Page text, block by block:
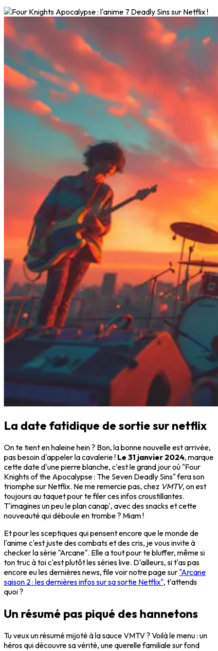
La date fatidique de sortie sur netflix
On te tient en haleine hein ? Bon, la bonne nouvelle est arrivée,
pas besoin d'appeler la cavalerie ! Le 31 janvier 2024, marque
cette date d'une pierre blanche, c'est le grand jour où "Four
Knights of the Apocalypse : The Seven Deadly Sins" fera son
triomphe sur Netflix. Ne me remercie pas, chez VMTV, on est
toujours au taquet pour te filer ces infos croustillantes.
T'imagines un peu le plan canap', avec des snacks et cette
nouveauté qui déboule en trombe ? Miam !
Et pour les sceptiques qui pensent encore que le monde de
l'anime c'est juste des combats et des cris, je vous invite à
checker la série "Arcane". Elle a tout pour te bluffer, même si
ton truc à toi c'est plutôt les séries live. D'ailleurs, si t'as pas
encore eu les dernières news, file voir notre page sur "Arcane
saison 2 : les dernières infos sur sa sortie Netflix", t'attends
quoi ?
Un résumé pas piqué des hannetons
Tu veux un résumé mijoté à la sauce VMTV ? Voilà le menu : un
héros qui découvre sa vérité, une querelle familiale sur fond